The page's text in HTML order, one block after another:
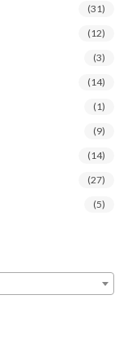
(31)
(12)
(3)
(14)
(1)
(9)
(14)
(27)
(5)